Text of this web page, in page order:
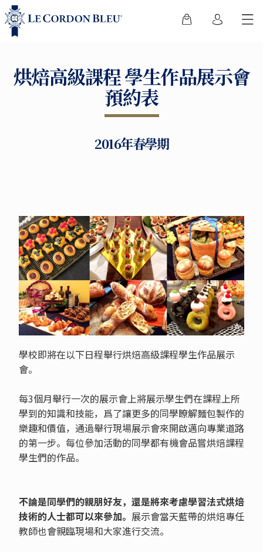
烘焙高級課程 學生作品展示會
預約表
2016年春學期
學校即將在以下日程舉行烘焙高級課程學生作品展示
會。
每3個月舉行一次的展示會上將展示學生們在課程上所
學到的知識和技能，爲了讓更多的同學瞭解麵包製作的
樂趣和價值，通過舉行現場展示會來開啟邁向專業道路
的第一步。每位參加活動的同學都有機會品嘗烘焙課程
學生們的作品。
不論是同學們的親朋好友，還是將來考慮學習法式烘焙
技術的人士都可以來參加。 展示會當天藍帶的烘焙專任
教師也會親臨現場和大家進行交流。